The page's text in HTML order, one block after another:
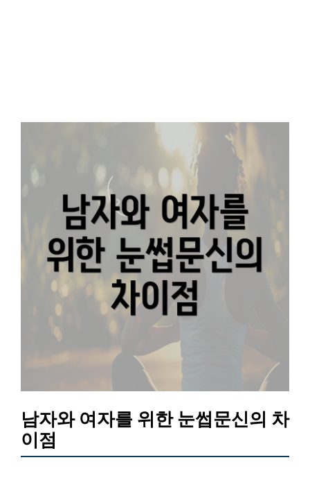
남자와 여자를 위한 눈썹문신의 차
이점